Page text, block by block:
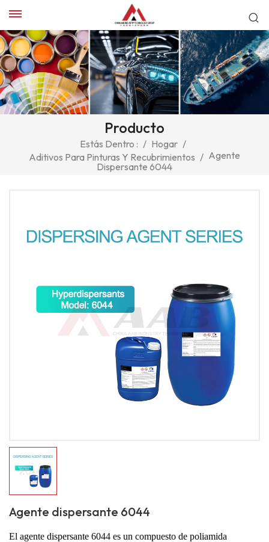
Producto
Estás Dentro : / Hogar /
Aditivos Para Pinturas Y Recubrimientos / Agente
Dispersante 6044
Agente dispersante 6044
El agente dispersante 6044 es un compuesto de poliamida